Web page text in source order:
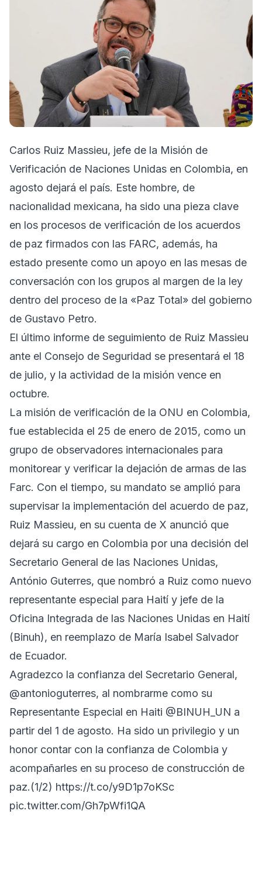
Carlos Ruiz Massieu, jefe de la Misión de
Verificación de Naciones Unidas en Colombia, en
agosto dejará el país. Este hombre, de
nacionalidad mexicana, ha sido una pieza clave
en los procesos de verificación de los acuerdos
de paz firmados con las FARC, además, ha
estado presente como un apoyo en las mesas de
conversación con los grupos al margen de la ley
dentro del proceso de la «Paz Total» del gobierno
de Gustavo Petro.
El último informe de seguimiento de Ruiz Massieu
ante el Consejo de Seguridad se presentará el 18
de julio, y la actividad de la misión vence en
octubre.
La misión de verificación de la ONU en Colombia,
fue establecida el 25 de enero de 2015, como un
grupo de observadores internacionales para
monitorear y verificar la dejación de armas de las
Farc. Con el tiempo, su mandato se amplió para
supervisar la implementación del acuerdo de paz,
Ruiz Massieu, en su cuenta de X anunció que
dejará su cargo en Colombia por una decisión del
Secretario General de las Naciones Unidas,
António Guterres, que nombró a Ruiz como nuevo
representante especial para Haití y jefe de la
Oficina Integrada de las Naciones Unidas en Haití
(Binuh), en reemplazo de María Isabel Salvador
de Ecuador.
Agradezco la confianza del Secretario General,
@antonioguterres, al nombrarme como su
Representante Especial en Haiti @BINUH_UN a
partir del 1 de agosto. Ha sido un privilegio y un
honor contar con la confianza de Colombia y
acompañarles en su proceso de construcción de
paz.(1/2) https://t.co/y9D1p7oKSc
pic.twitter.com/Gh7pWfi1QA